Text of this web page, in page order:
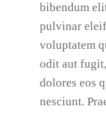
bibendum
pulvinar
voluptatem
odit aut
dolores eos
nesciunt.